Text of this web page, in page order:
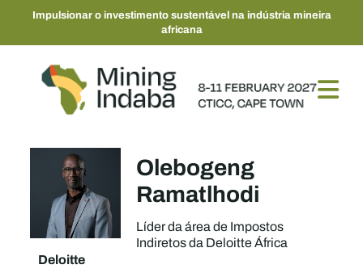
Impulsionar o investimento sustentável na indústria mineira
africana
Olebogeng
Ramatlhodi
Líder da área de Impostos
Indiretos da Deloitte África
Deloitte